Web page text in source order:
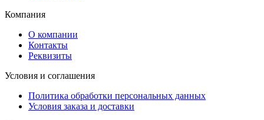
Компания
О компании
Контакты
Реквизиты
Условия и соглашения
Политика обработки персональных данных
Условия заказа и доставки